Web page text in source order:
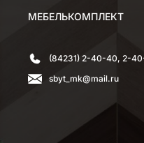
МЕБЕЛЬКОМПЛЕКТ
(84231) 2-40-40, 2-
sbyt_mk@mail.ru